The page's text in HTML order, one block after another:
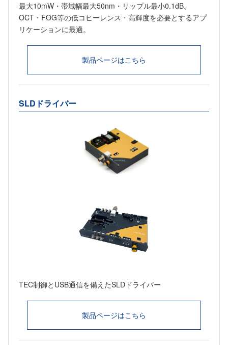
最大10mW・帯域幅最大50nm・リップル最小0.1dB。
OCT・FOG等の低コヒーレンス・高輝度を必要とするアプ
リケーションに最適。
製品ページはこちら
SLDドライバー
TEC制御とUSB通信を備えたSLDドライバー
製品ページはこちら